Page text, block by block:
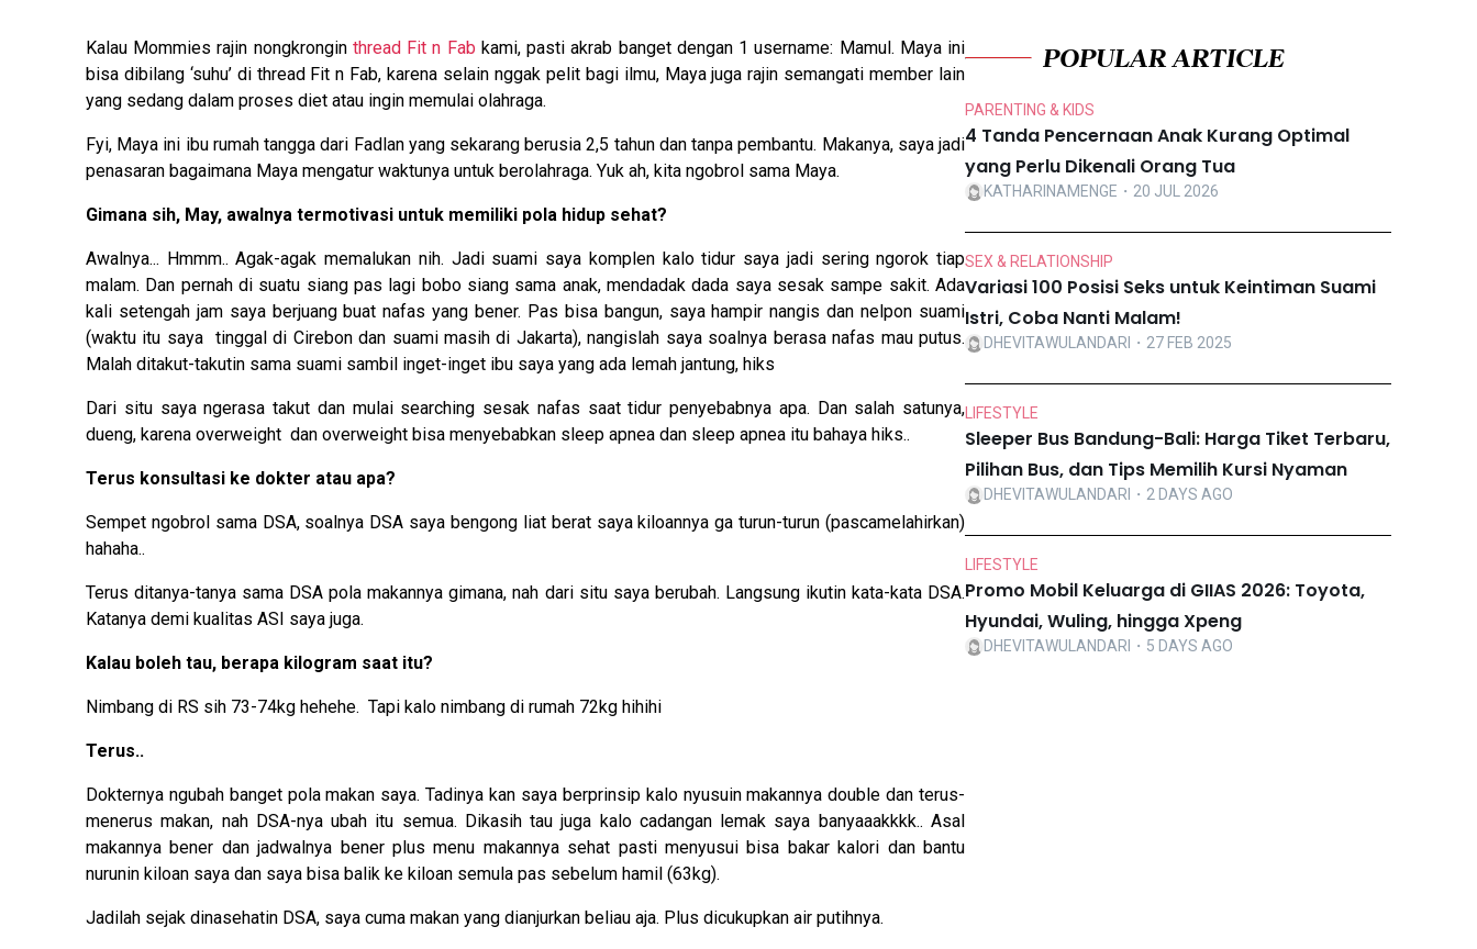
Kalau Mommies rajin nongkronginthread Fit n Fab kami, pasti akrab banget dengan 1 username: Mamul. Maya ini
bisa dibilang ‘suhu’ di thread Fit n Fab, karena selain nggak pelit bagi ilmu, Maya juga rajin semangati member lain
yang sedang dalam proses diet atau ingin memulai olahraga.
Fyi, Maya ini ibu rumah tangga dari Fadlan yang sekarang berusia 2,5 tahun dan tanpa pembantu. Makanya, saya jadi
penasaran bagaimana Maya mengatur waktunya untuk berolahraga. Yuk ah, kita ngobrol sama Maya.
Gimana sih, May, awalnya termotivasi untuk memiliki pola hidup sehat?
Awalnya... Hmmm.. Agak-agak memalukan nih. Jadi suami saya komplen kalo tidur saya jadi sering ngorok tiap
malam. Dan pernah di suatu siang pas lagi bobo siang sama anak, mendadak dada saya sesak sampe sakit. Ada
kali setengah jam saya berjuang buat nafas yang bener. Pas bisa bangun, saya hampir nangis dan nelpon suami
(waktu itu saya tinggal di Cirebon dan suami masih di Jakarta), nangislah saya soalnya berasa nafas mau putus.
Malah ditakut-takutin sama suami sambil inget-inget ibu saya yang ada lemah jantung, hiks
Dari situ saya ngerasa takut dan mulai searching sesak nafas saat tidur penyebabnya apa. Dan salah satunya,
dueng, karena overweight dan overweight bisa menyebabkan sleep apnea dan sleep apnea itu bahaya hiks..
Terus konsultasi ke dokter atau apa?
Sempet ngobrol sama DSA, soalnya DSA saya bengong liat berat saya kiloannya ga turun-turun (pascamelahirkan)
hahaha..
Terus ditanya-tanya sama DSA pola makannya gimana, nah dari situ saya berubah. Langsung ikutin kata-kata DSA.
Katanya demi kualitas ASI saya juga.
Kalau boleh tau, berapa kilogram saat itu?
Nimbang di RS sih 73-74kg hehehe. Tapi kalo nimbang di rumah 72kg hihihi
Terus..
Dokternya ngubah banget pola makan saya. Tadinya kan saya berprinsip kalo nyusuin makannya double dan terus-
menerus makan, nah DSA-nya ubah itu semua. Dikasih tau juga kalo cadangan lemak saya banyaaakkkk.. Asal
makannya bener dan jadwalnya bener plus menu makannya sehat pasti menyusui bisa bakar kalori dan bantu
nurunin kiloan saya dan saya bisa balik ke kiloan semula pas sebelum hamil (63kg).
Jadilah sejak dinasehatin DSA, saya cuma makan yang dianjurkan beliau aja. Plus dicukupkan air putihnya.
POPULAR ARTICLE
PARENTING & KIDS
4 Tanda Pencernaan Anak Kurang Optimal
yang Perlu Dikenali Orang Tua
KATHARINAMENGE ・20 JUL 2026
SEX & RELATIONSHIP
Variasi 100 Posisi Seks untuk Keintiman Suami
Istri, Coba Nanti Malam!
DHEVITAWULANDARI ・27 FEB 2025
LIFESTYLE
Sleeper Bus Bandung-Bali: Harga Tiket Terbaru,
Pilihan Bus, dan Tips Memilih Kursi Nyaman
DHEVITAWULANDARI ・2 DAYS AGO
LIFESTYLE
Promo Mobil Keluarga di GIIAS 2026: Toyota,
Hyundai, Wuling, hingga Xpeng
DHEVITAWULANDARI ・5 DAYS AGO